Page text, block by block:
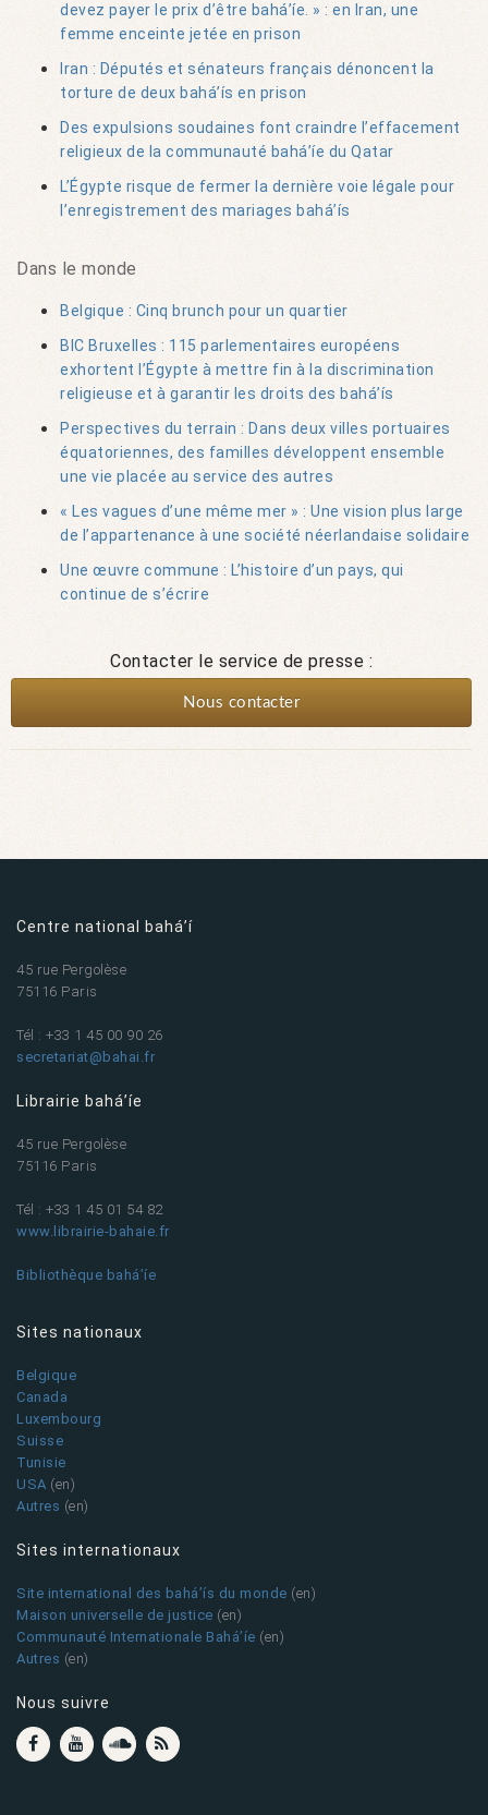
devez payer le prix d’être bahá’íe. » : en Iran, une
femme enceinte jetée en prison
Iran : Députés et sénateurs français dénoncent la
torture de deux bahá’ís en prison
Des expulsions soudaines font craindre l’effacement
religieux de la communauté bahá’íe du Qatar
L’Égypte risque de fermer la dernière voie légale pour
l’enregistrement des mariages bahá’ís
Dans le monde
Belgique : Cinq brunch pour un quartier
BIC Bruxelles : 115 parlementaires européens
exhortent l’Égypte à mettre fin à la discrimination
religieuse et à garantir les droits des bahá’ís
Perspectives du terrain : Dans deux villes portuaires
équatoriennes, des familles développent ensemble
une vie placée au service des autres
« Les vagues d’une même mer » : Une vision plus large
de l’appartenance à une société néerlandaise solidaire
Une œuvre commune : L’histoire d’un pays, qui
continue de s’écrire
Contacter le service de presse :
Nous contacter
Centre national bahá’í
45 rue Pergolèse
75116 Paris
Tél : +33 1 45 00 90 26
secretariat@bahai.fr
Librairie bahá’íe
45 rue Pergolèse
75116 Paris
Tél : +33 1 45 01 54 82
www.librairie-bahaie.fr
Bibliothèque bahá’íe
Sites nationaux
Belgique
Canada
Luxembourg
Suisse
Tunisie
USA (en)
Autres (en)
Sites internationaux
Site international des bahá’ís du monde (en)
Maison universelle de justice (en)
Communauté Internationale Bahá’íe (en)
Autres (en)
Nous suivre